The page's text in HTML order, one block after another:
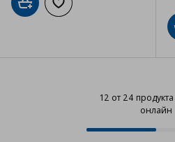
Добави в кошницата
Добави към списъка с
12 от 24
онлайн
12
Progress: